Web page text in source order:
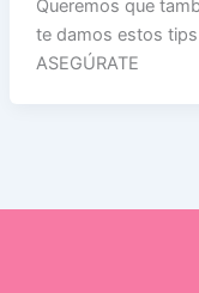
Queremos que
te damos estos
ASEGÚRATE